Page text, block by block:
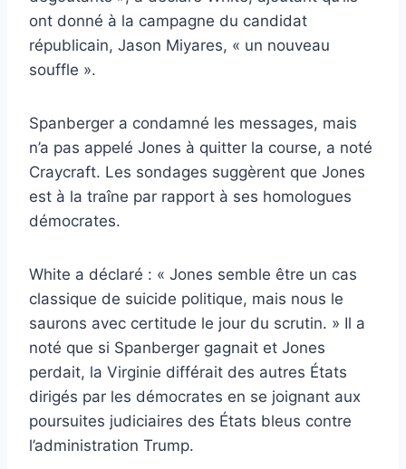
ont donné à la campagne du candidat
républicain, Jason Miyares, « un nouveau
souffle ».
Spanberger a condamné les messages, mais
n’a pas appelé Jones à quitter la course, a noté
Craycraft. Les sondages suggèrent que Jones
est à la traîne par rapport à ses homologues
démocrates.
White a déclaré : « Jones semble être un cas
classique de suicide politique, mais nous le
saurons avec certitude le jour du scrutin. » Il a
noté que si Spanberger gagnait et Jones
perdait, la Virginie différait des autres États
dirigés par les démocrates en se joignant aux
poursuites judiciaires des États bleus contre
l’administration Trump.